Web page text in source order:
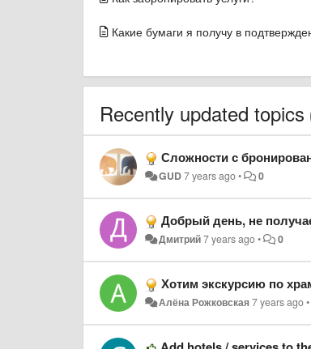
Какие бумаги я получу в
Recently updated topics
Сложности с
GUD7 years ago• 0
Добрый день, не
Дмитрий7 years ago• 0
Хотим экскурсию по
Алёна Рожковская7 years ago